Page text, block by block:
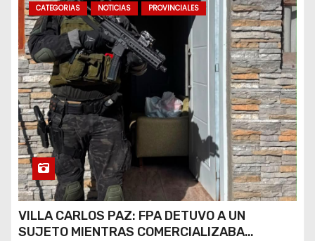
CATEGORIAS NOTICIAS PROVINCIALES
VILLA CARLOS PAZ: FPA DETUVO A UN
SUJETO MIENTRAS COMERCIALIZABA